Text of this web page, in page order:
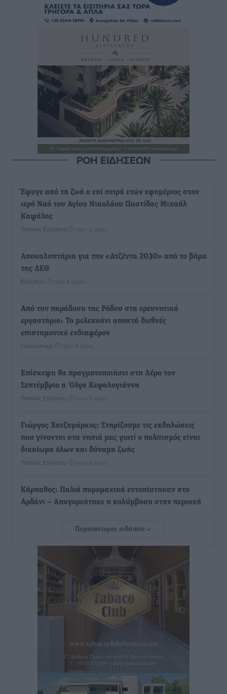
ΡΟΗ ΕΙΔΗΣΕΩΝ
Έφυγε από τη ζωή ο επί σειρά ετών εφημέριος στον
ιερό Ναό του Αγίου Νικολάου Παστίδας Μιχαήλ
Καψάλης
Τοπικές Ειδήσεις πριν 2 ώρες
Αποκαλυπτήρια για την «Ατζέντα 2030» από το βήμα
της ΔΕΘ
Ειδήσεις πριν 4 ώρες
Από την παράδοση της Ρόδου στα ερευνητικά
εργαστήρια: Το μελεκούνι αποκτά διεθνές
επιστημονικό ενδιαφέρον
Πολιτιστικά πριν 4 ώρες
Επίσκεψη θα πραγματοποιήσει στη Λέρο τον
Σεπτέμβριο η Όλγα Κεφαλογιάννη
Τοπικές Ειδήσεις πριν 5 ώρες
Γιώργος Χατζημάρκος: Στηρίζουμε τις εκδηλώσεις
που γίνονται στα νησιά μας γιατί ο πολιτισμός είναι
δικαίωμα όλων και δύναμη ζωής
Τοπικές Ειδήσεις πριν 6 ώρες
Κάρπαθος: Παλιά πυρομαχικά εντοπίστηκαν στο
Αρδάνι – Απαγορεύτηκε η κολύμβηση στην περιοχή
εφησυχασμού» – Σε πλήρη ετοιμότητα ο μηχανισμός
• πριν 7 ώρες
Καιρός: Επιμένουν οι υψηλές θερμοκρασίες – Ισχυρά
μελτέμια έως 9 μποφόρ, σε «Red Code» 6 περιοχές
πριν 7 ώρες
Τα φοιτητικά ενοίκια «τινάζουν στον αέρα» τους
οικογενειακούς προϋπολογισμούς
πριν 8 ώρες
Περισσότερες ειδήσεις